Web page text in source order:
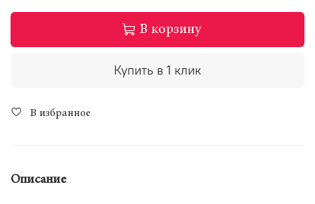
В корзину
Купить в 1 клик
В избранное
Описание